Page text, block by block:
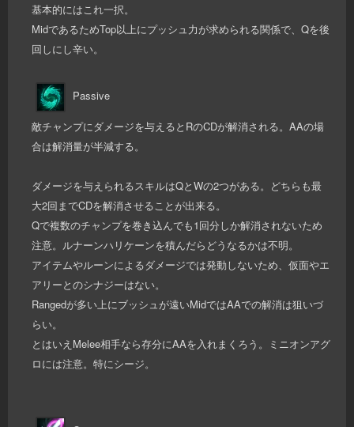
基本的にはこれ一択。
MidであるためTop以上にプッシュ力が求められる関係で、Qを後
回しにし辛い。
Passive
敵チャンプにダメージを与えるとRのCDが解消される。AAの場
合は解消量が半減する。
ダメージを与えられるスキルはQとWの2つがある。どちらも最
大2回までCDを解消させることが出来る。
Qで複数のチャンプを巻き込んでも1回分しか解消されないため
注意。ルナーンハリケーンを積んだらどうなるかは不明。
アイテムやルーンによるダメージでは発動しないため、仮面やエ
アリーとのシナジーはない。
Rangedが多い上にブッシュが遠いMidではAAでの解消は狙いづ
らい。
とはいえMelee相手なら存分にAAを入れまくろう。ミニオンアグ
ロには注意。特にシージ。